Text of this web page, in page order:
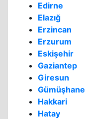
Edirne
Elazığ
Erzincan
Erzurum
Eskişehir
Gaziantep
Giresun
Gümüşhane
Hakkari
Hatay